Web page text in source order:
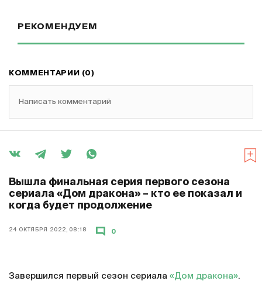
РЕКОМЕНДУЕМ
КОММЕНТАРИИ (0)
Написать комментарий
Вышла финальная серия первого сезона
сериала «Дом дракона» – кто ее показал и
когда будет продолжение
24 ОКТЯБРЯ 2022, 08:18 0
Завершился первый сезон сериала «Дом дракона».